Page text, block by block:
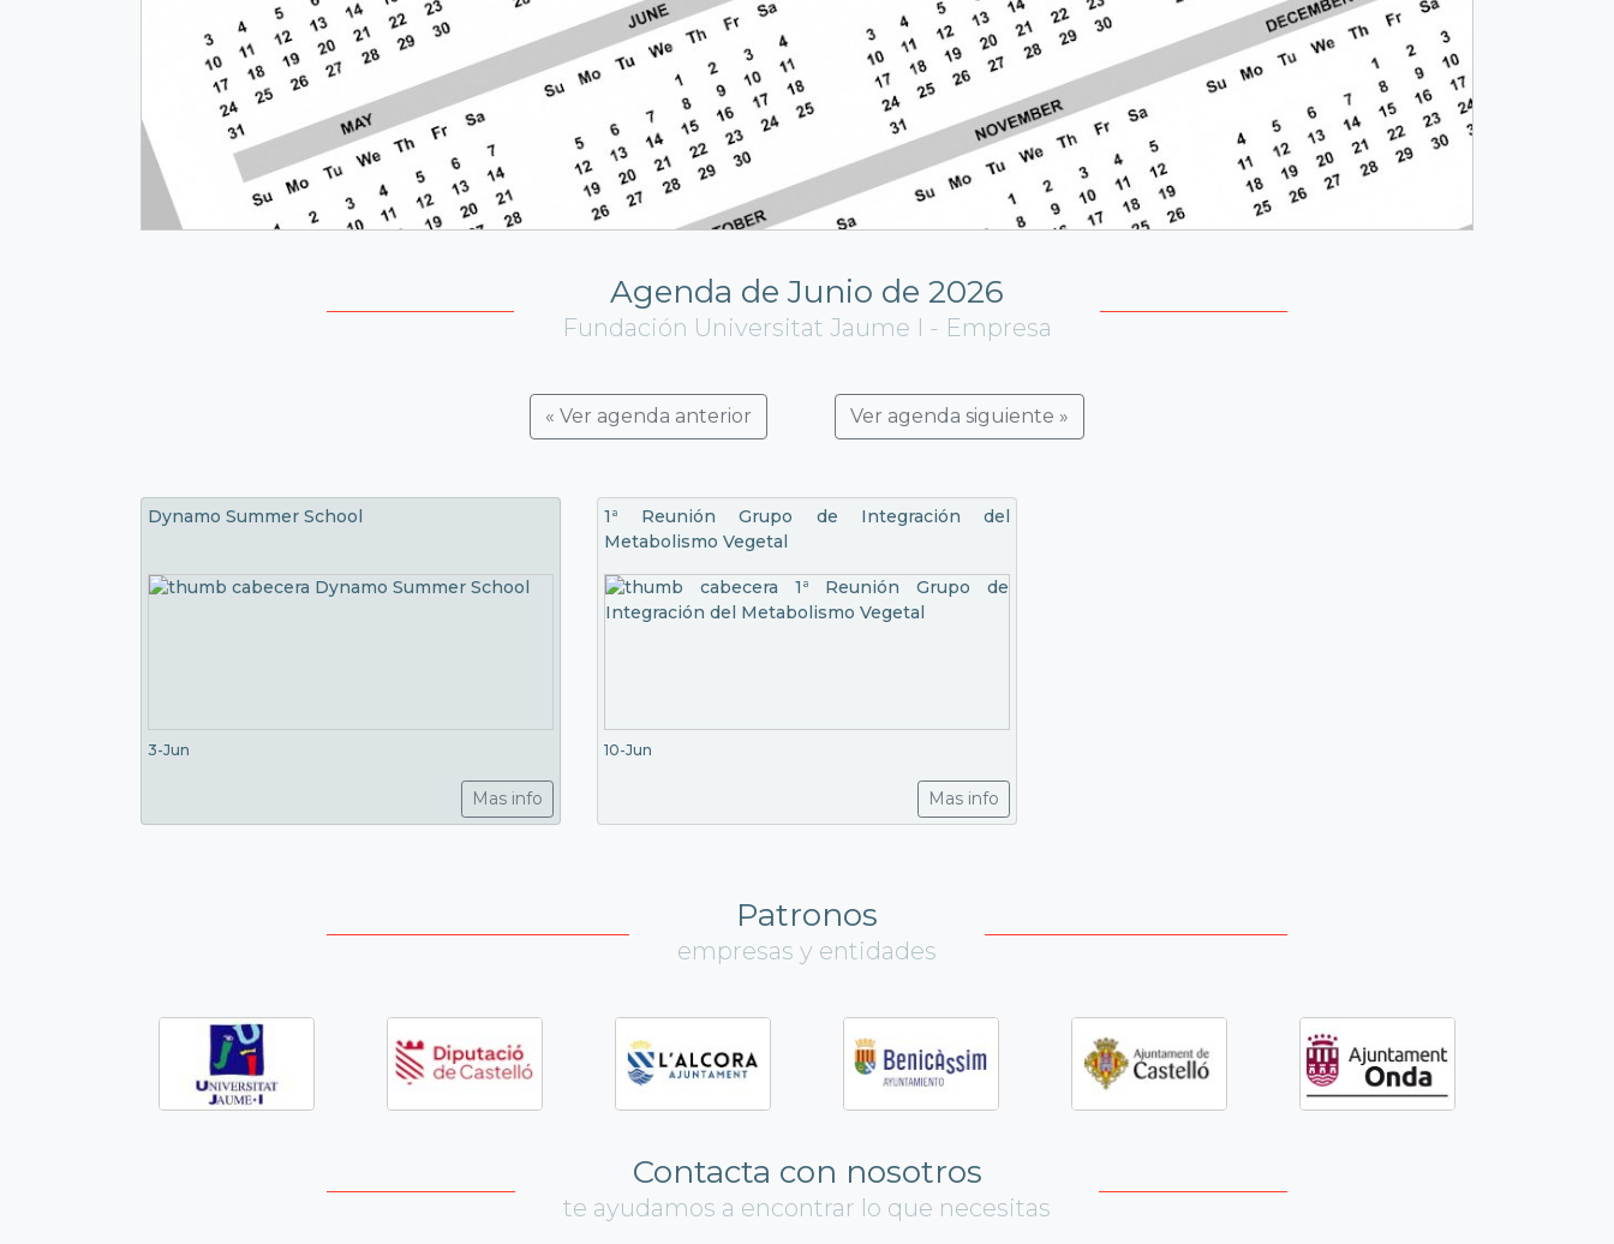
Agenda de Junio de 2026
Fundación Universitat Jaume I - Empresa
« Ver agenda anterior Ver agenda siguiente »
Dynamo Summer School
3-Jun
Mas info
1ª Reunión Grupo de Integración del
Metabolismo Vegetal
10-Jun
Mas info
Patronos
empresas y entidades
Contacta con nosotros
te ayudamos a encontrar lo que necesitas